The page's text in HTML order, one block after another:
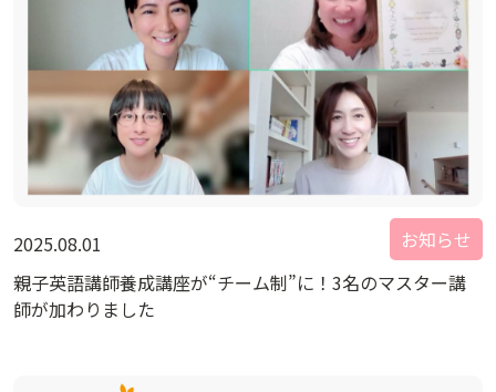
2025.08.01
お知らせ
親子英語講師養成講座が“チーム制”に！3名のマスター講
師が加わりました